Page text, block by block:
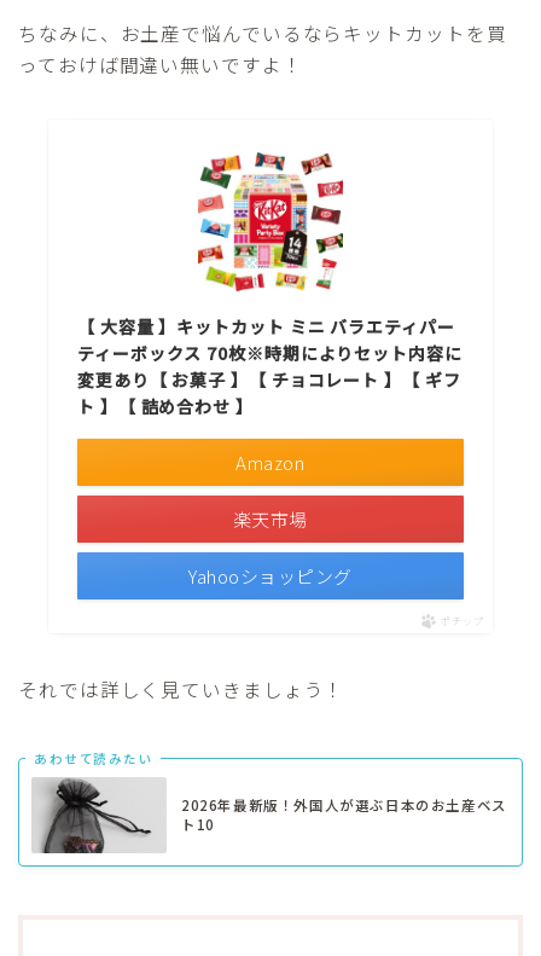
ちなみに、お土産で悩んでいるならキットカットを買
っておけば間違い無いですよ！
【 大容量 】キットカット ミニ バラエティパー
ティーボックス 70枚※時期によりセット内容に
変更あり【 お菓子 】【 チョコレート 】【 ギフ
ト 】【 詰め合わせ 】
Amazon
楽天市場
Yahooショッピング
ポチップ
それでは詳しく見ていきましょう！
あわせて読みたい
2026年最新版！外国人が選ぶ日本のお土産ベス
ト10